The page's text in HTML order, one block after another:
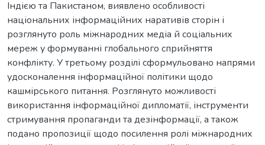
Індією та Пакистаном, виявлено особливості
національних інформаційних наративів сторін і
розглянуто роль міжнародних медіа й соціальних
мереж у формуванні глобального сприйняття
конфлікту. У третьому розділі сформульовано напрями
удосконалення інформаційної політики щодо
кашмірського питання. Розглянуто можливості
використання інформаційної дипломатії, інструменти
стримування пропаганди та дезінформації, а також
подано пропозиції щодо посилення ролі міжнародних